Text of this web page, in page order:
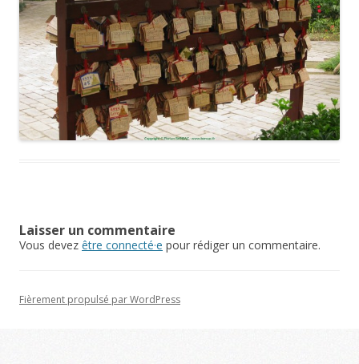
Laisser un commentaire
Vous devez être connecté·e pour rédiger un commentaire.
Fièrement propulsé par WordPress